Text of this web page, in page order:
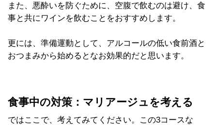
また、悪酔いを防ぐために、空腹で飲むのは避け、食
事と共にワインを飲むことをおすすめします。
更には、準備運動として、アルコールの低い食前酒と
おつまみから始めるとなお効果的だと思います。
食事中の対策：マリアージュを考える
ではここで、考えてみてください。この3コースな